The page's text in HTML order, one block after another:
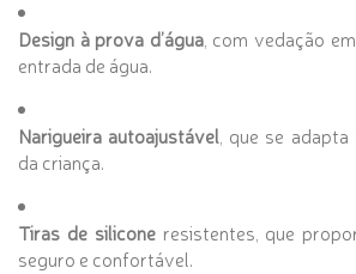
Design à prova d’água, com vedação
entrada de água.
Narigueira autoajustável , que se
da criança.
Tiras de siliconeresistentes, que
seguro e confortável.